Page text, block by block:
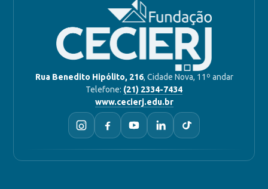
Rua Benedito Hipólito, 216, Cidade Nova, 11º andar
Telefone: (21) 2334-7434
www.cecierj.edu.br